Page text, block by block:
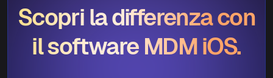
Scopri la differenza con
il software MDM iOS.